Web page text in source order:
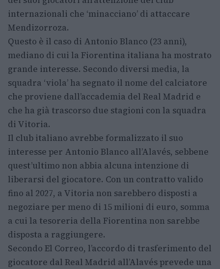
internazionali che ‘minacciano’ di attaccare
Mendizorroza.
Questo è il caso di Antonio Blanco (23 anni),
mediano di cui la Fiorentina italiana ha mostrato
grande interesse. Secondo diversi media, la
squadra ‘viola’ ha segnato il nome del calciatore
che proviene dall’accademia del Real Madrid e
che ha già trascorso due stagioni con la squadra
di Vitoria.
Il club italiano avrebbe formalizzato il suo
interesse per Antonio Blanco all’Alavés, sebbene
quest’ultimo non abbia alcuna intenzione di
liberarsi del giocatore. Con un contratto valido
fino al 2027, a Vitoria non sarebbero disposti a
negoziare per meno di 15 milioni di euro, somma
a cui la tesoreria della Fiorentina non sarebbe
disposta a raggiungere.
Secondo El Correo, l’accordo di trasferimento del
giocatore dal Real Madrid all’Alavés prevede una